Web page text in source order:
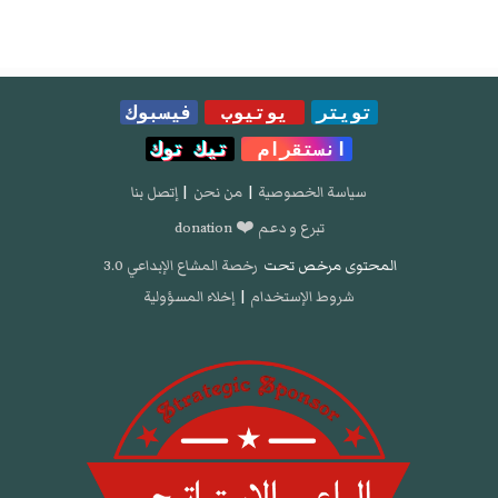
تويتر يوتيوب
فيسبوك
انستقرام
تيك توك
سياسة الخصوصية | من نحن | إتصل بنا
تبرع و دعم ❤️ donation
المحتوى مرخص تحت رخصة المشاع الإبداعي 3.0
شروط الإستخدام | إخلاء المسؤولية